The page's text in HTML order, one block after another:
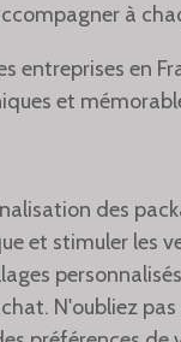
à
entreprises en
et
des
et stimuler les
N'oubliez